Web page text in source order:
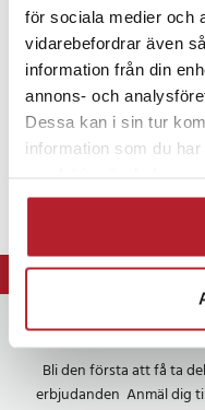
för sociala medier och
vidarebefordrar även
information från din
annons- och
Dessa kan i sin tur
information som du
⭐
Bli den första att få ta
erbjudanden Anmäl dig